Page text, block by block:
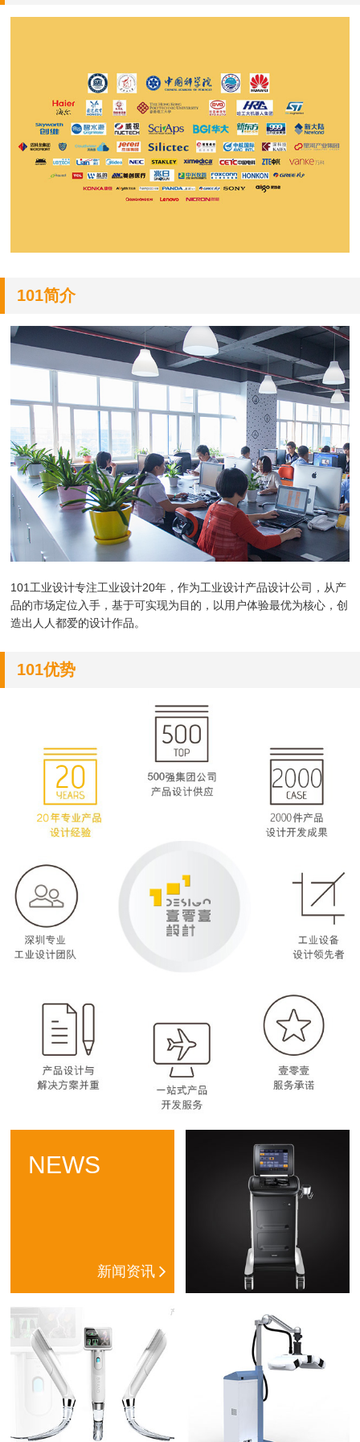
101简介
101工业设计专注工业设计20年，作为工业设计产品设计公司， 从产
品的市场定位入手，基于可实现为目的，以用户体验最优为核心，创
造出人人都爱的设计作品。
101优势
NEWS
新闻资讯